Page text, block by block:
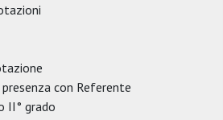
con Referente
II° grado